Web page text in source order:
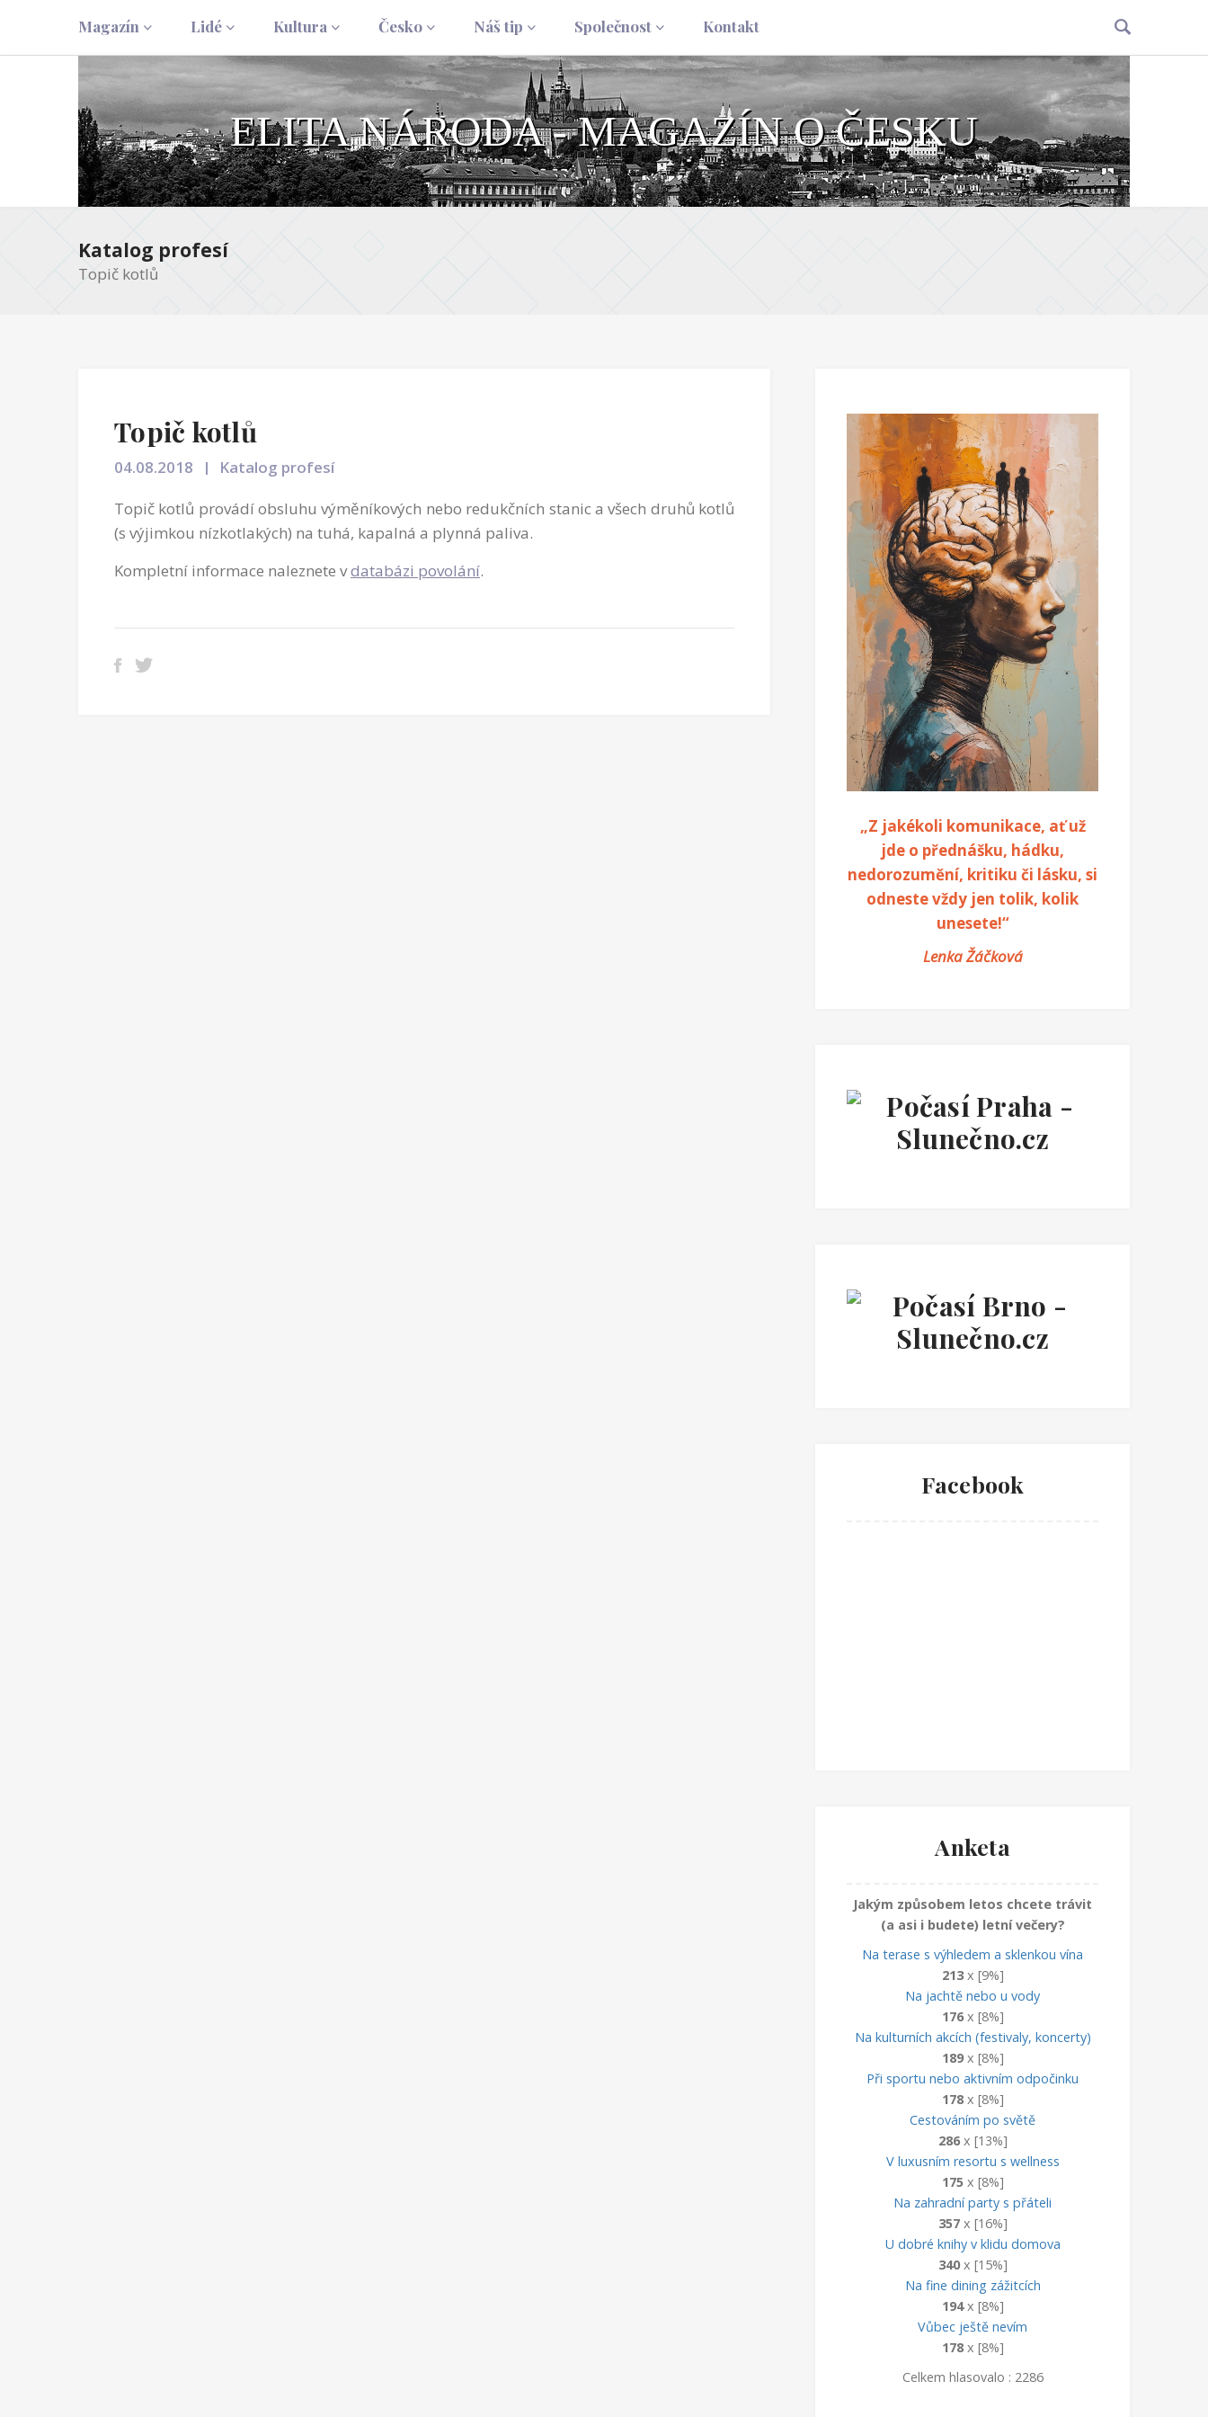
Magazín Lidé Kultura Česko Náš tip Společnost Kontakt
ELITA NÁRODA - MAGAZÍN O ČESKU
Katalog profesí
Topič kotlů
Topič kotlů
04.08.2018
Katalog profesí
Topič kotlů provádí obsluhu výměníkových nebo redukčních stanic a všech druhů kotlů
(s výjimkou nízkotlakých) na tuhá, kapalná a plynná paliva.
Kompletní informace naleznete vdatabázi povolání.
„Z jakékoli komunikace, ať už
jde o přednášku, hádku,
nedorozumění, kritiku či lásku, si
odneste vždy jen tolik, kolik
unesete!“
Lenka Žáčková
Facebook
Anketa
Jakým způsobem letos chcete trávit
(a asi i budete) letní večery?
Na terase s výhledem a sklenkou vína
213x [9%]
Na jachtě nebo u vody
176x [8%]
Na kulturních akcích (festivaly, koncerty)
189x [8%]
Při sportu nebo aktivním odpočinku
178x [8%]
Cestováním po světě
286x [13%]
V luxusním resortu s wellness
175 x [8%]
Na zahradní party s přáteli
357x [16%]
U dobré knihy v klidu domova
340x [15%]
Na fine dining zážitcích
194x [8%]
Vůbec ještě nevím
178x [8%]
Celkem hlasovalo : 2286